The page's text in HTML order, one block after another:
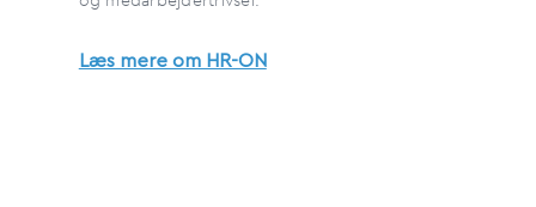
Læs mere om HR-ON